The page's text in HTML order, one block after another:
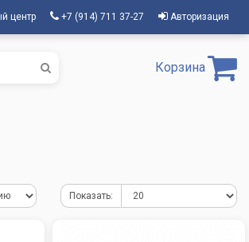
центр +7 (914) 711 37-27 Авторизация
Корзина
Показать: